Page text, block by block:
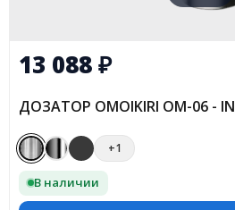
13 088₽
ДОЗАТОР OMOIKIRI OM-06 - IN
+1
В наличии